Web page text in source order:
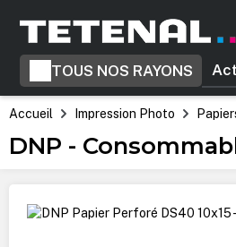
Passer à la navigation
TOUS NOS RAYONS
Accueil Impression Photo
DNP -
Ignorer la galerie d'images